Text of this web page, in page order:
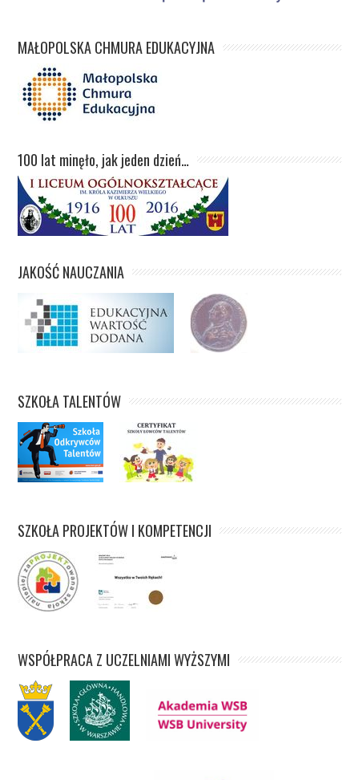
MAŁOPOLSKA CHMURA EDUKACYJNA
100 lat minęło, jak jeden dzień…
JAKOŚĆ NAUCZANIA
SZKOŁA TALENTÓW
SZKOŁA PROJEKTÓW I KOMPETENCJI
WSPÓŁPRACA Z UCZELNIAMI WYŻSZYMI